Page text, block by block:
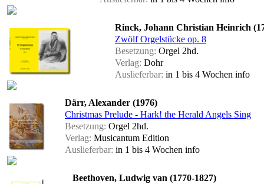
Rinck, Johann Christian Heinrich
Zwölf Orgelstücke op. 8
Besetzung: Orgel 2hd.
Verlag: Dohr
Auslieferbar: in 1 bis 4 Wochen info
Därr, Alexander (1976)
Christmas Prelude - Hark! the Herald Angels Sing
Besetzung: Orgel 2hd.
Verlag: Musicantum Edition
Auslieferbar: in 1 bis 4 Wochen info
Beethoven, Ludwig van (1770-1827)